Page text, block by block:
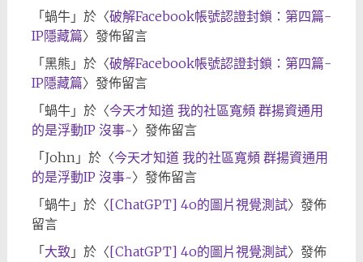
「 蝸牛」於〈破解Facebook帳號認證封鎖：第四篇-
IP隱藏篇〉發佈留言
「 黑熊 」於〈破解Facebook帳號認證封鎖：第四篇-
IP隱藏篇〉發佈留言
「 蝸牛」於〈今天才知道 我的社區寬頻 群揚資通用
的是浮動IP 沒事~〉發佈留言
「 John」於〈今天才知道 我的社區寬頻 群揚資通用
的是浮動IP 沒事~〉發佈留言
「 蝸牛」於〈[ChatGPT] 4o的圖片視覺測試〉發佈
留言
「 大致 」於〈[ChatGPT] 4o的圖片視覺測試〉發佈